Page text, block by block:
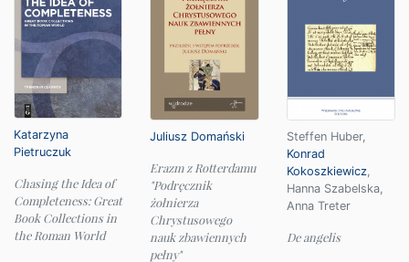
Katarzyna
Pietruczuk
Chasing the Idea of
Completeness: Great
Book Collections in
the Roman World
Juliusz Domański
Erazm z Rotterdamu
"Podręcznik
żołnierza
Chrystusowego
nauk zbawiennych
pełny"
Steffen Huber,
Konrad
Kokoszkiewicz,
Hanna Szabelska,
Anna Treter
De angelis